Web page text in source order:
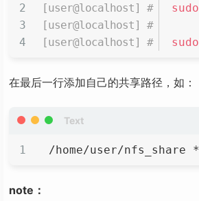
sudo
sudo
在最后一行添加自己的共享路径，如：
/home/user/nfs_share
note：